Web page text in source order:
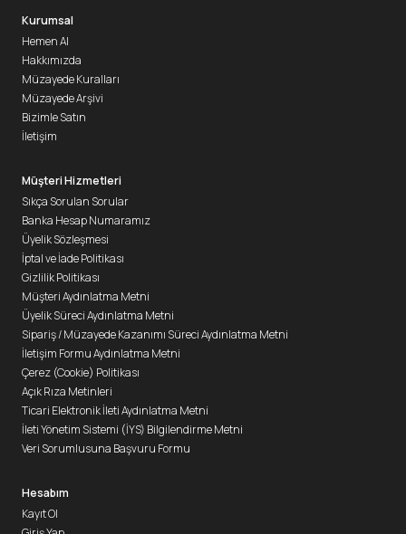
Kurumsal
Hemen Al
Hakkımızda
Müzayede Kuralları
Müzayede Arşivi
Bizimle Satın
İletişim
Müşteri Hizmetleri
Sıkça Sorulan Sorular
Banka Hesap Numaramız
Üyelik Sözleşmesi
İptal ve İade Politikası
Gizlilik Politikası
Müşteri Aydınlatma Metni
Üyelik Süreci Aydınlatma Metni
Sipariş / Müzayede Kazanımı Süreci Aydınlatma Metni
İletişim Formu Aydınlatma Metni
Çerez (Cookie) Politikası
Açık Rıza Metinleri
Ticari Elektronik İleti Aydınlatma Metni
İleti Yönetim Sistemi (İYS) Bilgilendirme Metni
Veri Sorumlusuna Başvuru Formu
Hesabım
Kayıt Ol